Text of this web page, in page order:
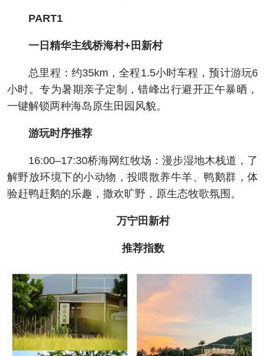
PART1
一日精华主线桥海村+田新村
总里程：约35km，全程1.5小时车程，预计游玩6
小时。专为暑期亲子定制，错峰出行避开正午暴晒，
一键解锁两种海岛原生田园风貌。
游玩时序推荐
16:00–17:30桥海网红牧场：漫步湿地木栈道，了
解野放环境下的小动物，投喂散养牛羊、鸭鹅群，体
验赶鸭赶鹅的乐趣，撒欢旷野，原生态牧歌氛围。
万宁田新村
推荐指数